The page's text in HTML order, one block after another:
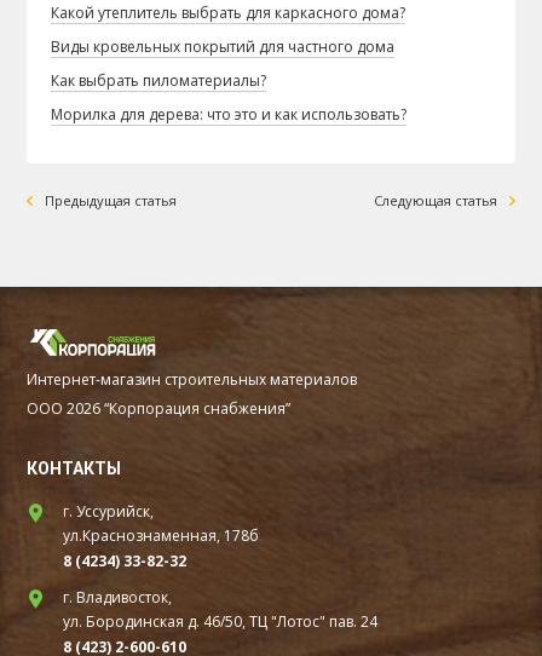
Какой утеплитель выбрать для каркасного дома?
Виды кровельных покрытий для частного дома
Как выбрать пиломатериалы?
Морилка для дерева: что это и как использовать?
Предыдущая статья Следующая статья
Интернет-магазин строительных материалов
ООО 2026 “Корпорация снабжения”
КОНТАКТЫ
г. Уссурийск,
ул.Краснознаменная, 178б
8 (4234) 33-82-32
г. Владивосток,
ул. Бородинская д. 46/50, ТЦ "Лотос" пав. 24
8 (423) 2-600-610